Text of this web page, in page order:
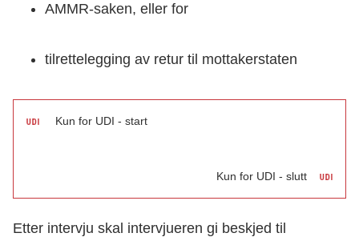
AMMR-saken, eller for
tilrettelegging av retur til mottakerstaten
Kun for UDI - start
Kun for UDI - slutt
Etter intervju skal intervjueren gi beskjed til